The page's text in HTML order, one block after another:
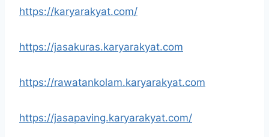
https://karyarakyat.com/
https://jasakuras.karyarakyat.com
https://rawatankolam.karyarakyat.com
https://jasapaving.karyarakyat.com/